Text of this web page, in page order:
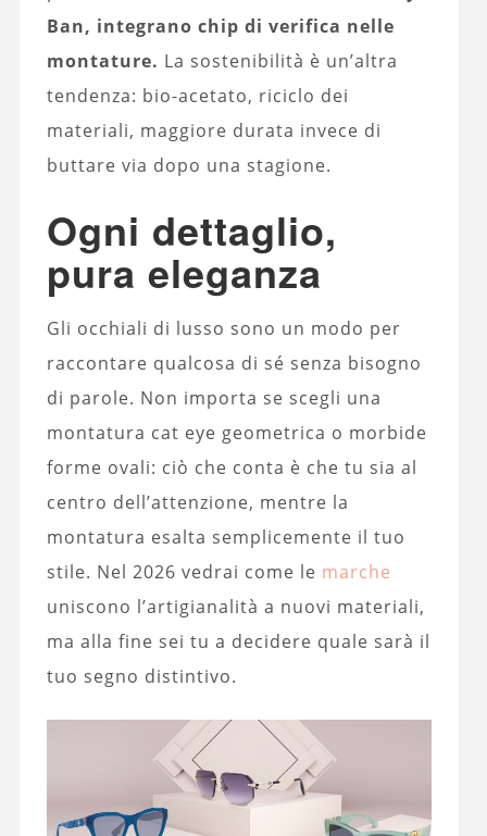
Ban, integrano chip di verifica nelle
montature. La sostenibilità è un’altra
tendenza: bio-acetato, riciclo dei
materiali, maggiore durata invece di
buttare via dopo una stagione.
Ogni dettaglio,
pura eleganza
Gli occhiali di lusso sono un modo per
raccontare qualcosa di sé senza bisogno
di parole. Non importa se scegli una
montatura cat eye geometrica o morbide
forme ovali: ciò che conta è che tu sia al
centro dell’attenzione, mentre la
montatura esalta semplicemente il tuo
stile. Nel 2026 vedrai come le marche
uniscono l’artigianalità a nuovi materiali,
ma alla fine sei tu a decidere quale sarà il
tuo segno distintivo.